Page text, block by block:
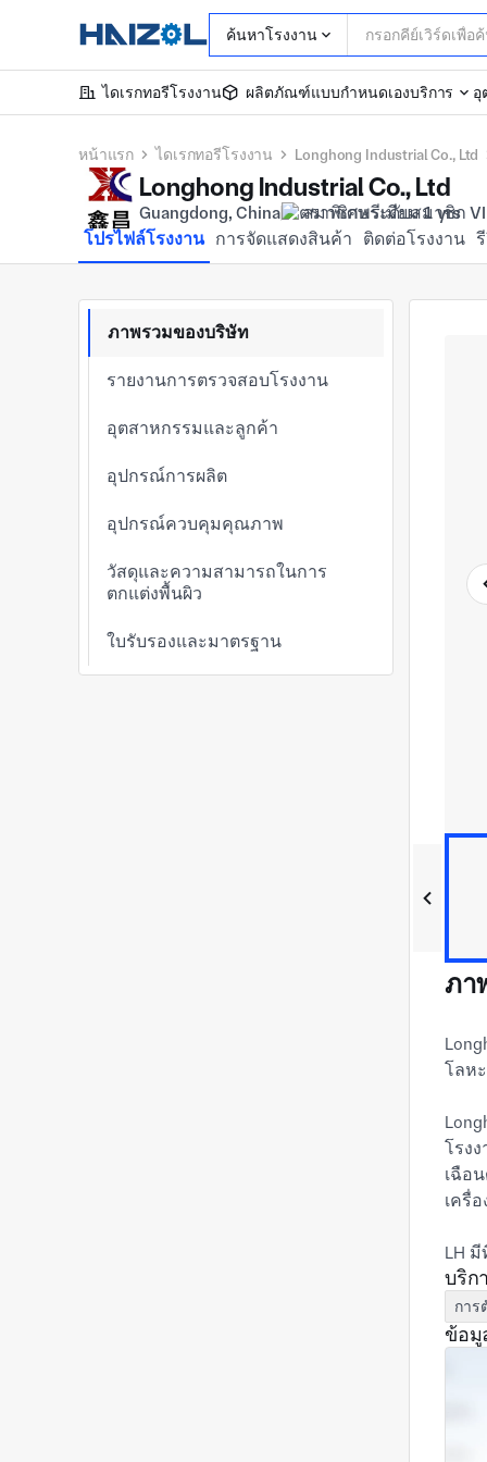
ค้นหาโรงงาน
ไดเรกทอรีโรงงาน ผลิตภัณฑ์แบบกำหนดเองบริการ อุ
หน้าแรก ไดเรกทอรีโรงงาน Longhong Industrial Co., Ltd
Longhong Industrial Co., Ltd
Guangdong, China
สมาชิกพรีเมียม 1 yrs
โปรไฟล์โรงงาน การจัดแสดงสินค้า ติดต่อโรงงาน
ภาพรวมของบริษัท
รายงานการตรวจสอบโรงงาน
อุตสาหกรรมและลูกค้า
อุปกรณ์การผลิต
อุปกรณ์ควบคุมคุณภาพ
วัสดุและความสามารถในการ
ตกแต่งพื้นผิว
ใบรับรองและมาตรฐาน
ภา
โลห
โรง
เฉือ
เครื่
LH
LH
บริก
การ
ข้อมู